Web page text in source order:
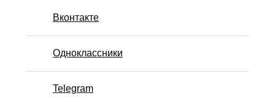
Вконтакте
Одноклассники
Telegram